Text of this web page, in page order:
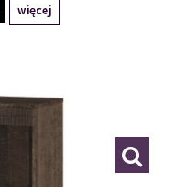
więcej